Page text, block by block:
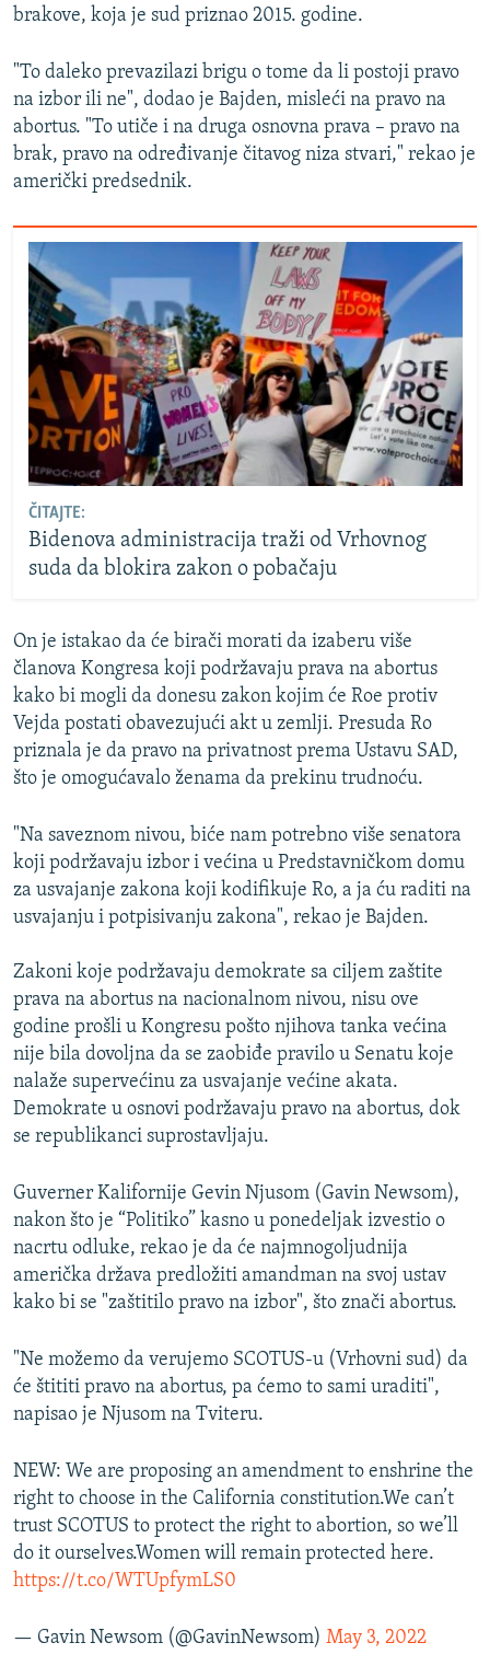
brakove, koja je sud priznao 2015. godine.
"To daleko prevazilazi brigu o tome da li postoji pravo
na izbor ili ne", dodao je Bajden, misleći na pravo na
abortus. "To utiče i na druga osnovna prava – pravo na
brak, pravo na određivanje čitavog niza stvari," rekao je
američki predsednik.
ČITAJTE:
Bidenova administracija traži od Vrhovnog
suda da blokira zakon o pobačaju
On je istakao da će birači morati da izaberu više
članova Kongresa koji podržavaju prava na abortus
kako bi mogli da donesu zakon kojim će Roe protiv
Vejda postati obavezujući akt u zemlji. Presuda Ro
priznala je da pravo na privatnost prema Ustavu SAD,
što je omogućavalo ženama da prekinu trudnoću.
"Na saveznom nivou, biće nam potrebno više senatora
koji podržavaju izbor i većina u Predstavničkom domu
za usvajanje zakona koji kodifikuje Ro, a ja ću raditi na
usvajanju i potpisivanju zakona", rekao je Bajden.
Zakoni koje podržavaju demokrate sa ciljem zaštite
prava na abortus na nacionalnom nivou, nisu ove
godine prošli u Kongresu pošto njihova tanka većina
nije bila dovoljna da se zaobiđe pravilo u Senatu koje
nalaže supervećinu za usvajanje većine akata.
Demokrate u osnovi podržavaju pravo na abortus, dok
se republikanci suprostavljaju.
Guverner Kalifornije Gevin Njusom (Gavin Newsom),
nakon što je “Politiko” kasno u ponedeljak izvestio o
nacrtu odluke, rekao je da će najmnogoljudnija
američka država predložiti amandman na svoj ustav
kako bi se "zaštitilo pravo na izbor", što znači abortus.
"Ne možemo da verujemo SCOTUS-u (Vrhovni sud) da
će štititi pravo na abortus, pa ćemo to sami uraditi",
napisao je Njusom na Tviteru.
NEW: We are proposing an amendment to enshrine the
right to choose in the California constitution.We can’t
trust SCOTUS to protect the right to abortion, so we’ll
do it ourselves.Women will remain protected here.
https://t.co/WTUpfymLS0
— Gavin Newsom (@GavinNewsom) May 3, 2022